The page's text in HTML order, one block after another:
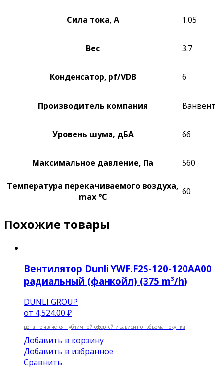
Сила тока, А 1.05
Вес 3.7
Конденсатор, pf/VDB 6
Производитель компания Ванвент
Уровень шума, дБА 66
Максимальное давление, Па 560
Температура перекачиваемого воздуха,
max °C
60
Похожие товары
Вентилятор Dunli YWF.F2S-120-120AA00
радиальный (фанкойл) (375 m³/h)
DUNLI GROUP
от 4,524.00 ₽
цена не является публичной офертой и зависит от объёма покупки
Добавить в корзину
Добавить в избранное
Сравнить